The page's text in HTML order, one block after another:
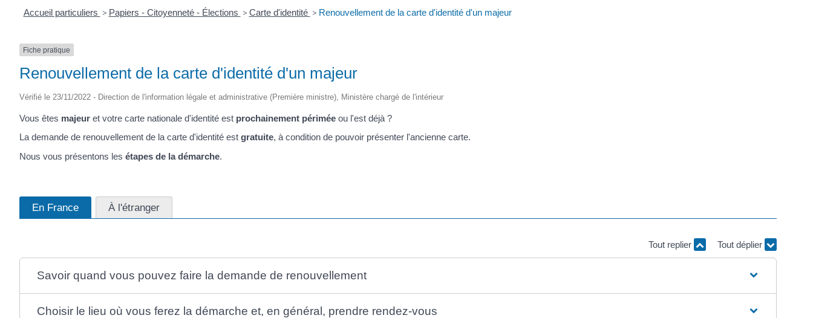
Accueil particuliers > Papiers - Citoyenneté - Élections > Carte d'identité > Renouvellement de la carte d'identité d'un majeur
Fiche pratique
Renouvellement de la carte d'identité d'un majeur
Vérifié le 23/11/2022 - Direction de l'information légale et administrative (Première ministre), Ministère chargé de l'intérieur
Vous êtes majeur et votre carte nationale d'identité est prochainement périmée ou l'est déjà ?
La demande de renouvellement de la carte d'identité est gratuite, à condition de pouvoir présenter l'ancienne carte.
Nous vous présentons les étapes de la démarche.
En France À l'étranger
Tout replier Tout déplier
Savoir quand vous pouvez faire la demande de renouvellement
Choisir le lieu où vous ferez la démarche et, en général, prendre rendez-vous